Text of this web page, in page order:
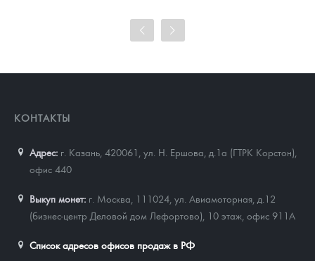
Цена выкупа
КОНТАКТЫ
Адрес: г. Казань, 420061 ул. Н. Ершова, д.1а (ГТРК Корстон),
офис 440
Выкуп монет: г. Москва, 111024, ул. Авиамоторная, д.12
(бизнес-центр Деловой дом Лефортово), 10 этаж, офис 911А
Список адресов офисов продаж в РФ